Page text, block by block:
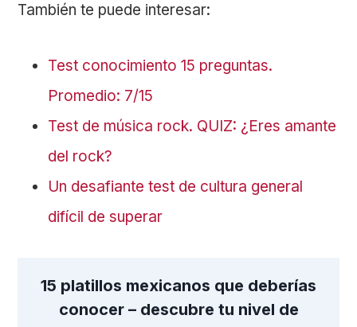
También te puede interesar:
Test conocimiento 15 preguntas.
Promedio: 7/15
Test de música rock. QUIZ: ¿Eres amante
del rock?
Un desafiante test de cultura general
difícil de superar
15 platillos mexicanos que deberías
conocer – descubre tu nivel de